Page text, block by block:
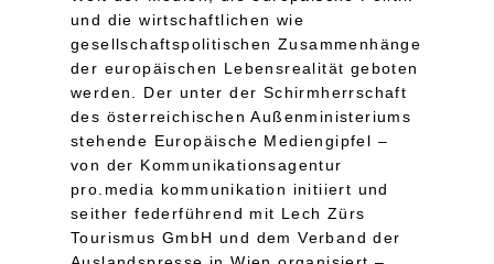
und die wirtschaftlichen wie
gesellschaftspolitischen Zusammenhänge
der europäischen Lebensrealität geboten
werden. Der unter der Schirmherrschaft
des österreichischen Außenministeriums
stehende Europäische Mediengipfel –
von der Kommunikationsagentur
pro.media kommunikation initiiert und
seither federführend mit Lech Zürs
Tourismus GmbH und dem Verband der